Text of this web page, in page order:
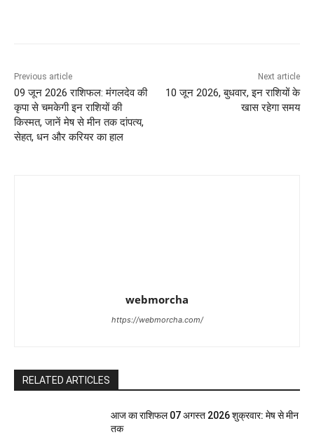
Previous article
09 जून 2026 राशिफल: मंगलदेव की
कृपा से चमकेगी इन राशियों की
किस्मत, जानें मेष से मीन तक दांपत्य,
सेहत, धन और करियर का हाल
Next article
10 जून 2026, बुधवार, इन राशियों के
खास रहेगा समय
webmorcha
https://webmorcha.com/
RELATED ARTICLES
आज का राशिफल 07 अगस्त 2026 शुक्रवार: मेष से मीन
तक